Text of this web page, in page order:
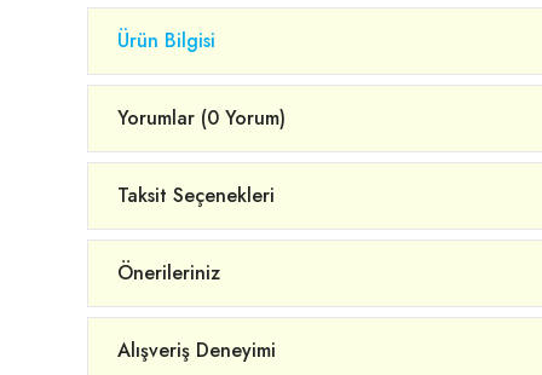
Ürün Bilgisi
Yorumlar (0 Yorum)
Taksit Seçenekleri
Önerileriniz
Alışveriş Deneyimi